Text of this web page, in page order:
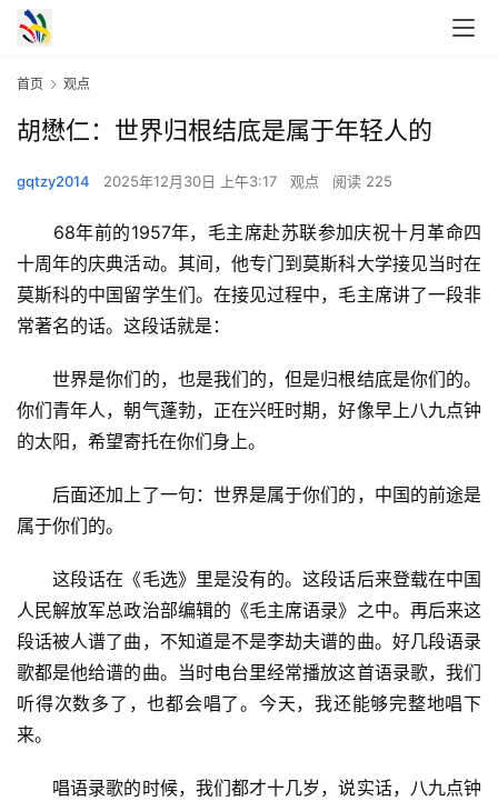
首页 观点
胡懋仁：世界归根结底是属于年轻人的
gqtzy2014 2025年12月30日 上午3:17 观点 阅读 225
68年前的1957年，毛主席赴苏联参加庆祝十月革命四
十周年的庆典活动。其间，他专门到莫斯科大学接见当时在
莫斯科的中国留学生们。在接见过程中，毛主席讲了一段非
常著名的话。这段话就是：
世界是你们的，也是我们的，但是归根结底是你们的。
你们青年人，朝气蓬勃，正在兴旺时期，好像早上八九点钟
的太阳，希望寄托在你们身上。
后面还加上了一句：世界是属于你们的，中国的前途是
属于你们的。
这段话在《毛选》里是没有的。这段话后来登载在中国
人民解放军总政治部编辑的《毛主席语录》之中。再后来这
段话被人谱了曲，不知道是不是李劫夫谱的曲。好几段语录
歌都是他给谱的曲。当时电台里经常播放这首语录歌，我们
听得次数多了，也都会唱了。今天，我还能够完整地唱下
来。
唱语录歌的时候，我们都才十几岁，说实话，八九点钟